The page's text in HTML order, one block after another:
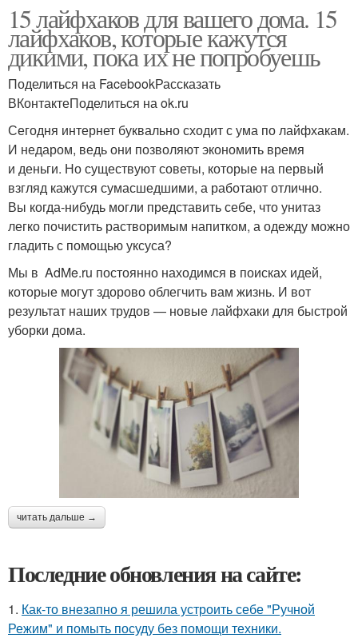
15 лайфхаков для вашего дома. 15
лайфхаков, которые кажутся
дикими, пока их не попробуешь
Поделиться на FacebookРассказать
ВКонтактеПоделиться на ok.ru
Сегодня интернет буквально сходит с ума по лайфхакам.
И недаром, ведь они позволяют экономить время
и деньги. Но существуют советы, которые на первый
взгляд кажутся сумасшедшими, а работают отлично.
Вы когда-нибудь могли представить себе, что унитаз
легко почистить растворимым напитком, а одежду можно
гладить с помощью уксуса?
Мы в AdMe.ru постоянно находимся в поисках идей,
которые могут здорово облегчить вам жизнь. И вот
результат наших трудов — новые лайфхаки для быстрой
уборки дома.
читать дальше →
Последние обновления на сайте:
1. Как-то внезапно я решила устроить себе "Ручной
Режим" и помыть посуду без помощи техники.